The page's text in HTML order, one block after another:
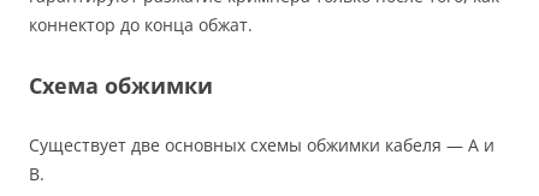
коннектор до конца обжат.
Схема обжимки
Существует две основных схемы обжимки кабеля — A и
B.